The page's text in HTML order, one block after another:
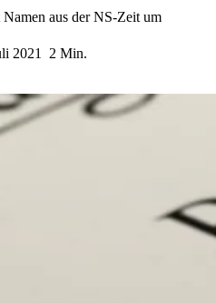
aus der NS-Zeit um
2021 2 Min.